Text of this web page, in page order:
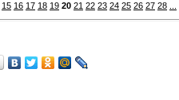
15 16 17 18 19 20 21 22 23 24 25 26 27 28